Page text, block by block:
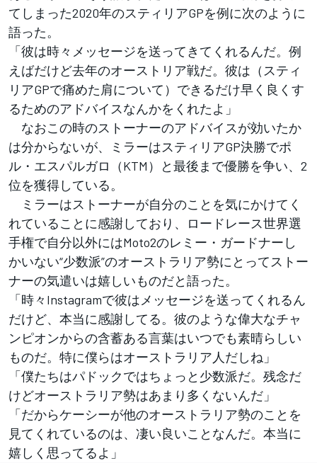
てしまった2020年のスティリアGPを例に次のように
語った。
「彼は時々メッセージを送ってきてくれるんだ。例
えばだけど去年のオーストリア戦だ。彼は（スティ
リアGPで痛めた肩について）できるだけ早く良くす
るためのアドバイスなんかをくれたよ」
なおこの時のストーナーのアドバイスが効いたか
は分からないが、ミラーはスティリアGP決勝でポ
ル・エスパルガロ（KTM）と最後まで優勝を争い、2
位を獲得している。
ミラーはストーナーが自分のことを気にかけてく
れていることに感謝しており、ロードレース世界選
手権で自分以外にはMoto2のレミー・ガードナーし
かいない“少数派”のオーストラリア勢にとってストー
ナーの気遣いは嬉しいものだと語った。
「時々Instagramで彼はメッセージを送ってくれるん
だけど、本当に感謝してる。彼のような偉大なチャ
ンピオンからの含蓄ある言葉はいつでも素晴らしい
ものだ。特に僕らはオーストラリア人だしね」
「僕たちはパドックではちょっと少数派だ。残念だ
けどオーストラリア勢はあまり多くないんだ」
「だからケーシーが他のオーストラリア勢のことを
見てくれているのは、凄い良いことなんだ。本当に
嬉しく思ってるよ」